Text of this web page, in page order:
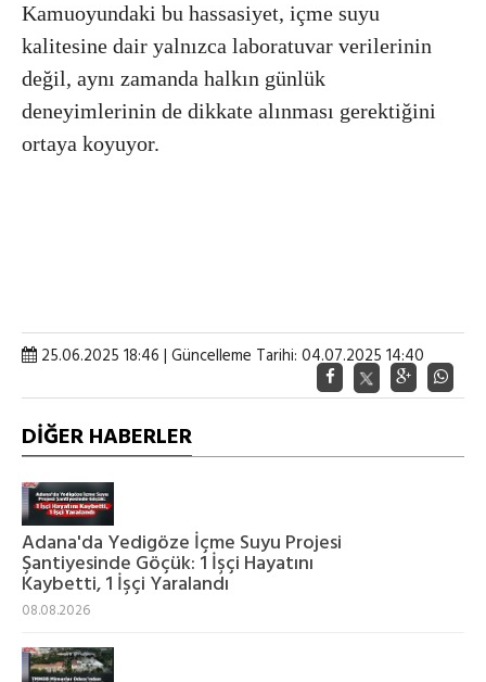
Kamuoyundaki bu hassasiyet, içme suyu
kalitesine dair yalnızca laboratuvar verilerinin
değil, aynı zamanda halkın günlük
deneyimlerinin de dikkate alınması gerektiğini
ortaya koyuyor.
25.06.2025 18:46 | Güncelleme Tarihi: 04.07.2025 14:40
DİĞER HABERLER
Adana'da Yedigöze İçme Suyu Projesi
Şantiyesinde Göçük: 1 İşçi Hayatını
Kaybetti, 1 İşçi Yaralandı
08.08.2026